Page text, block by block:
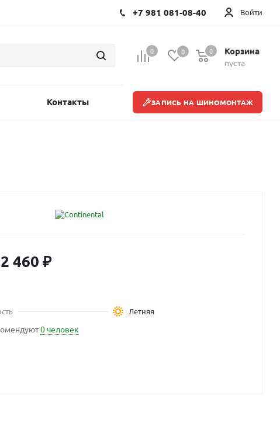
Войти
+7 981 081-08-40
0 0 Корзина
пуста
0
Контакты ЗАПИСЬ НА ШИНОМОНТАЖ
460 ₽
Летняя
0 человек